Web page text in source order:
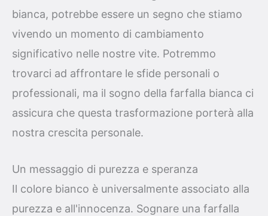
bianca, potrebbe essere un segno che stiamo
vivendo un momento di cambiamento
significativo nelle nostre vite. Potremmo
trovarci ad affrontare le sfide personali o
professionali, ma il sogno della farfalla bianca ci
assicura che questa trasformazione porterà alla
nostra crescita personale.
Un messaggio di purezza e speranza
Il colore bianco è universalmente associato alla
purezza e all'innocenza. Sognare una farfalla